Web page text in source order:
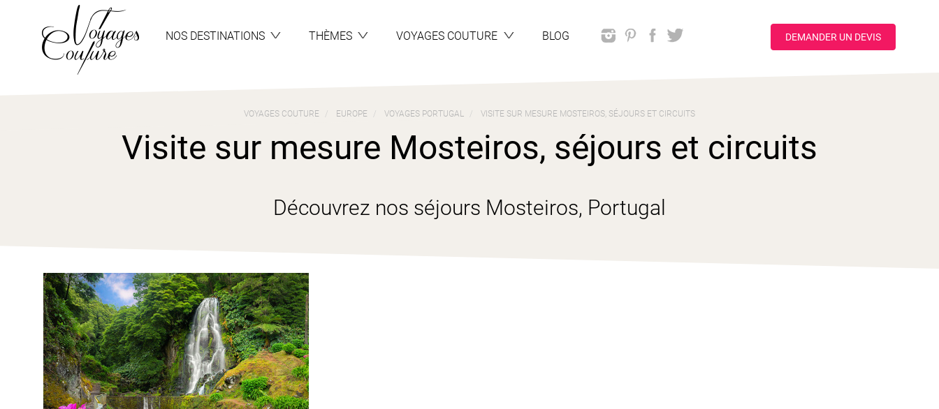
NOS DESTINATIONS THÈMES VOYAGES COUTURE BLOG DEMANDER UN DEVIS
VOYAGES COUTURE EUROPE VOYAGES PORTUGAL VISITE SUR MESURE MOSTEIROS, SÉJOURS ET CIRCUITS
Visite sur mesure Mosteiros, séjours et circuits
Découvrez nos séjours Mosteiros, Portugal